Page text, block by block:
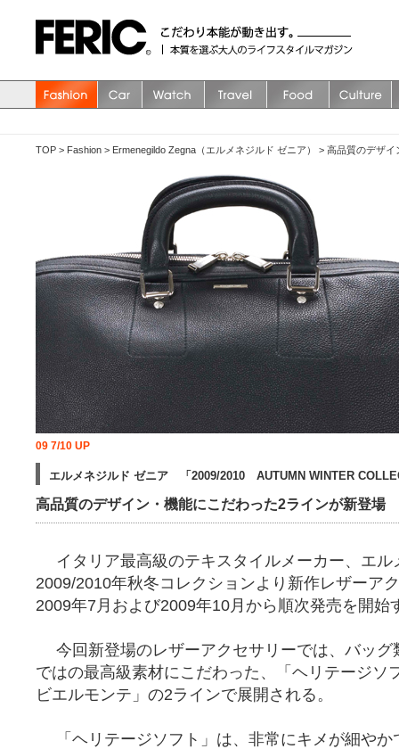
TOP > Fashion > Ermenegildo Zegna（エルメネジルド ゼニア） > 高品質のデザイ
09 7/10 UP
エルメネジルド ゼニア 「2009/2010 AUTUMN WINTER
高品質のデザイン・機能にこだわった2ラインが新登場
イタリア最高級のテキスタイルメーカー、エル
2009/2010年秋冬コレクションより新作レザーア
2009年7月および2009年10月から順次発売を開始
今回新登場のレザーアクセサリーでは、バッグ
ではの最高級素材にこだわった、「ヘリテージソ
ビエルモンテ」の2ラインで展開される。
「ヘリテージソフト」は、非常にキメが細やか